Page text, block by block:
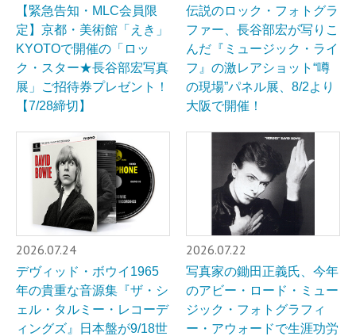
【緊急告知・MLC会員限
定】京都・美術館「えき」
KYOTOで開催の「ロッ
ク・スター★長谷部宏写真
展」ご招待券プレゼント！
【7/28締切】
伝説のロック・フォトグラ
ファー、長谷部宏が写りこ
んだ『ミュージック・ライ
フ』の激レアショット“噂
の現場”パネル展、8/2より
大阪で開催！
2026.07.24
デヴィッド・ボウイ1965
年の貴重な音源集『ザ・シ
ェル・タルミー・レコーデ
ィングズ』日本盤が9/18世
2026.07.22
写真家の鋤田正義氏、今年
のアビー・ロード・ミュー
ジック・フォトグラフィ
ー・アウォードで生涯功労